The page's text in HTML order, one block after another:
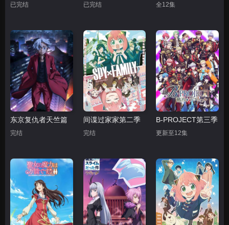
已完结 已完结 全12集
东京复仇者天竺篇
完结
间谍过家家第二季
完结
B-PROJECT第三季
更新至12集